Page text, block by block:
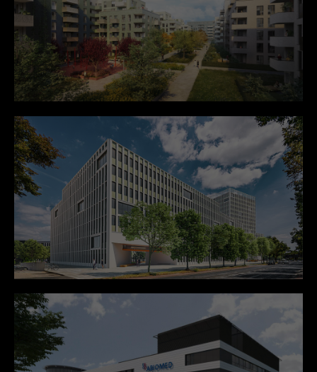
Get in touch
Cybersteel Inc.
376-293 City Road, Suite 600
San Francisco, CA 94102
+44 1234 567 890
Drop us a line
info@yourdomain.com
About us
Lorem ipsum dolor sit amet, consectetuer
adipiscing elit.
Aenean commodo ligula eget dolor. Aenean massa.
Cum sociis natoque penatibus et magnis dis
parturient montes, nascetur ridiculus mus. Donec
quam felis, ultricies nec.